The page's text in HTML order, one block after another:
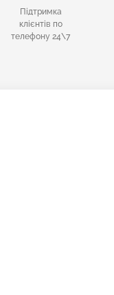
Підтримка
клієнтів по
телефону 24\7